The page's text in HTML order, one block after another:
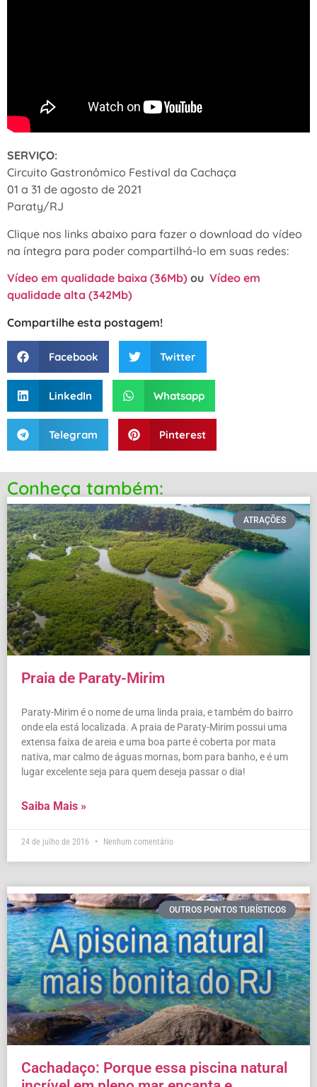
SERVIÇO:
Circuito Gastronômico Festival da Cachaça
01 a 31 de agosto de 2021
Paraty/RJ
Clique nos links abaixo para fazer o download do vídeo
na íntegra para poder compartilhá-lo em suas redes:
Vídeo em qualidade baixa (36Mb) ou Vídeo em
qualidade alta (342Mb)
Compartilhe esta postagem!
Facebook Twitter
LinkedIn Whatsapp
Telegram Pinterest
Conheça também:
ATRAÇÕES
Praia de Paraty-Mirim
Paraty-Mirim é o nome de uma linda praia, e também do bairro
onde ela está localizada. A praia de Paraty-Mirim possui uma
extensa faixa de areia e uma boa parte é coberta por mata
nativa, mar calmo de águas mornas, bom para banho, e é um
lugar excelente seja para quem deseja passar o dia!
Saiba Mais »
24 de julho de 2016 Nenhum comentário
OUTROS PONTOS TURÍSTICOS
Cachadaço: Porque essa piscina natural